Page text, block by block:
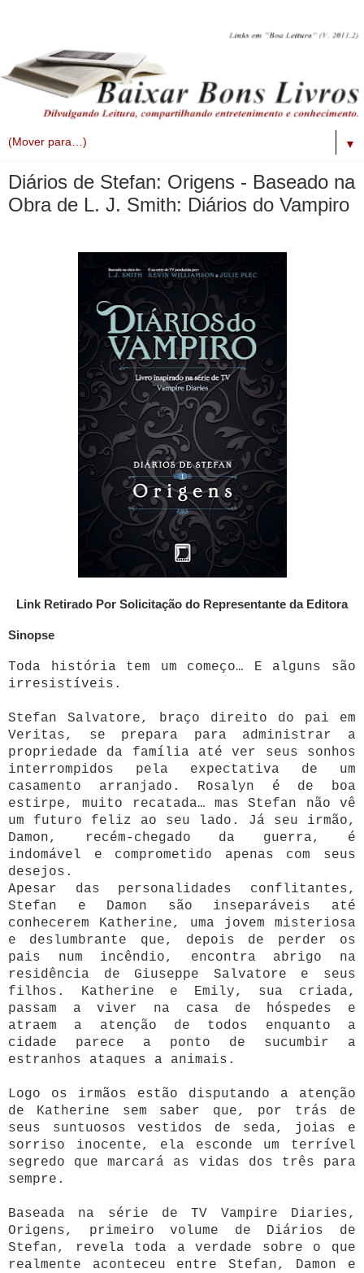
▼
Diários de Stefan: Origens - Baseado na
Obra de L. J. Smith: Diários do Vampiro
Link Retirado Por Solicitação do Representante da Editora
Sinopse
Toda história tem um começo… E alguns são
irresistíveis.
Stefan Salvatore, braço direito do pai em
Veritas, se prepara para administrar a
propriedade da família até ver seus sonhos
interrompidos pela expectativa de um
casamento arranjado. Rosalyn é de boa
estirpe, muito recatada… mas Stefan não vê
um futuro feliz ao seu lado. Já seu irmão,
Damon, recém-chegado da guerra, é
indomável e comprometido apenas com seus
desejos.
Apesar das personalidades conflitantes,
Stefan e Damon são inseparáveis até
conhecerem Katherine, uma jovem misteriosa
e deslumbrante que, depois de perder os
pais num incêndio, encontra abrigo na
residência de Giuseppe Salvatore e seus
filhos. Katherine e Emily, sua criada,
passam a viver na casa de hóspedes e
atraem a atenção de todos enquanto a
cidade parece a ponto de sucumbir a
estranhos ataques a animais.
Logo os irmãos estão disputando a atenção
de Katherine sem saber que, por trás de
seus suntuosos vestidos de seda, joias e
sorriso inocente, ela esconde um terrível
segredo que marcará as vidas dos três para
sempre.
Baseada na série de TV Vampire Diaries,
Origens, primeiro volume de Diários de
Stefan, revela toda a verdade sobre o que
realmente aconteceu entre Stefan, Damon e